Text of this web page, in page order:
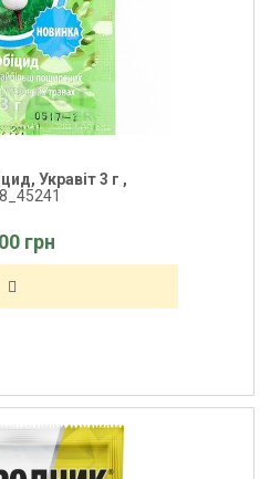
Укравіт 3 г ,
грн